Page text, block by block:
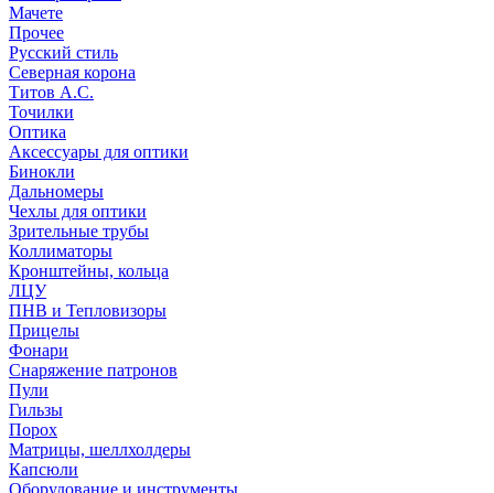
Мачете
Прочее
Русский стиль
Северная корона
Титов А.С.
Точилки
Оптика
Аксессуары для оптики
Бинокли
Дальномеры
Чехлы для оптики
Зрительные трубы
Коллиматоры
Кронштейны, кольца
ЛЦУ
ПНВ и Тепловизоры
Прицелы
Фонари
Снаряжение патронов
Пули
Гильзы
Порох
Матрицы, шеллхолдеры
Капсюли
Оборудование и инструменты